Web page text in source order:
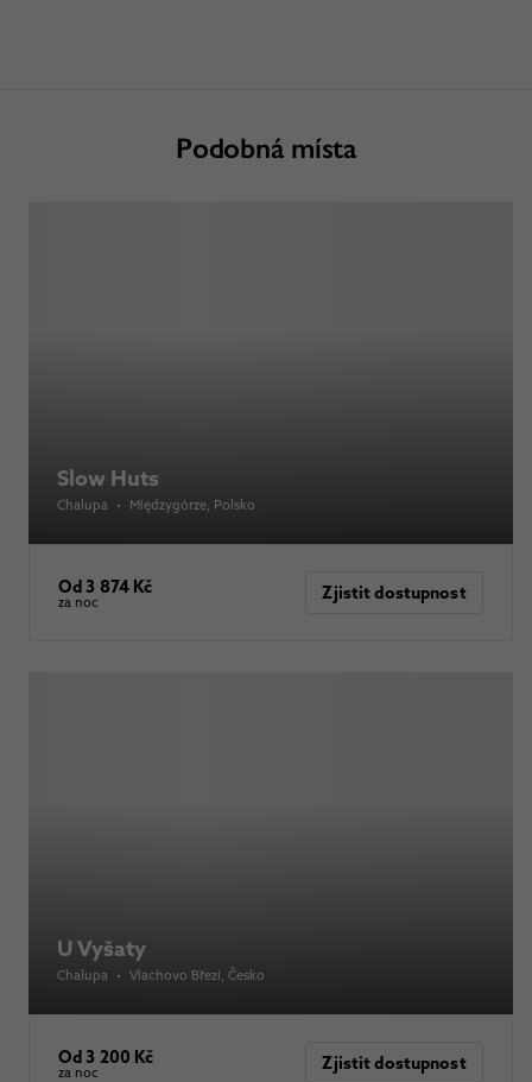
Podobná místa
Slow Huts
Chalupa • Międzygórze , Polsko
Od 3 874 Kč
za noc Zjistit dostupnost
U Vyšaty
Chalupa • Vlachovo Březí , Česko
Od 3 200 Kč
za noc Zjistit dostupnost